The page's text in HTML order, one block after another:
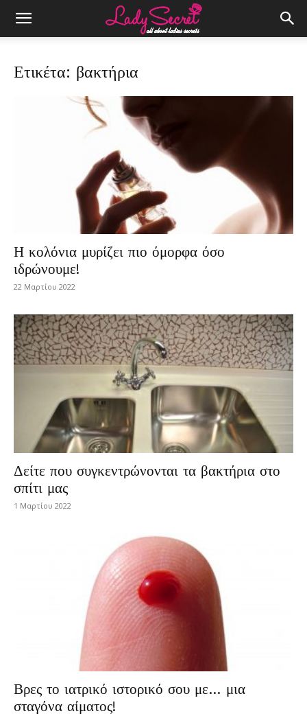
Ετικέτα: βακτήρια
Η κολόνια μυρίζει πιο όμορφα όσο
ιδρώνουμε!
22 Μαρτίου 2022
Δείτε που συγκεντρώνονται τα βακτήρια στο
σπίτι μας
1 Μαρτίου 2022
Βρες το ιατρικό ιστορικό σου με… μια
σταγόνα αίματος!